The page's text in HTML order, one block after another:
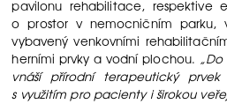
pavilonu rehabilitace, respektive
o prostor v nemocničním parku,
vybavený venkovními
herními prvky a vodní plochou.
vnáší přírodní terapeutický
s využitím pro pacienty i širokou